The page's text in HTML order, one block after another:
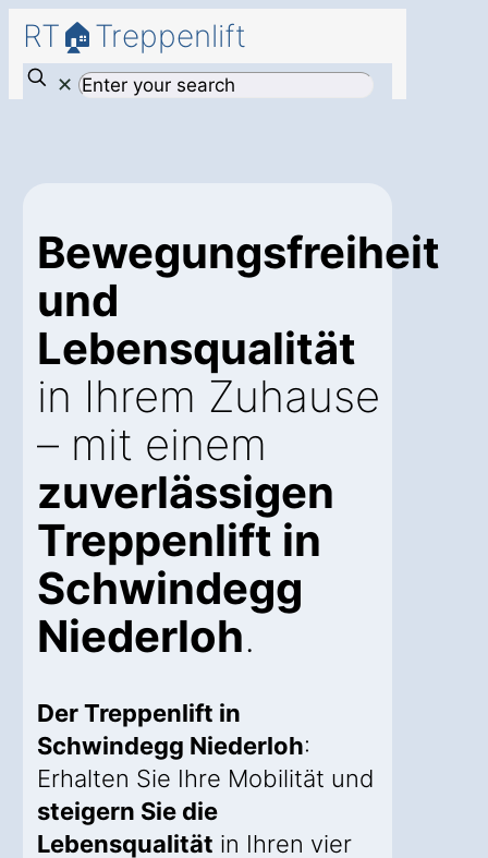
RT🏠Treppenlift
✕
Bewegungsfreiheit
und
Lebensqualität
in Ihrem Zuhause
– mit einem
zuverlässigen
Treppenlift in
Schwindegg
Niederloh.
Der Treppenlift in
Schwindegg Niederloh:
Erhalten Sie Ihre Mobilität und
steigern Sie die
Lebensqualität in Ihren vier